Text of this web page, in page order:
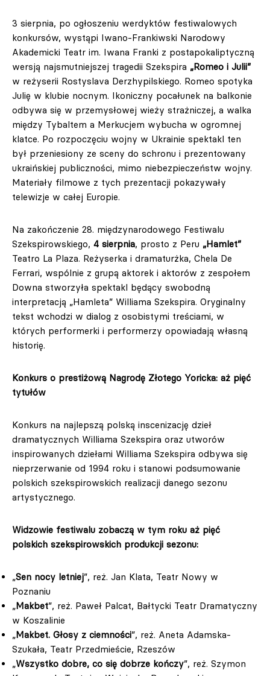
3 sierpnia, po ogłoszeniu werdyktów festiwalowych
konkursów, wystąpi Iwano-Frankiwski Narodowy
Akademicki Teatr im. Iwana Franki z postapokaliptyczną
wersją najsmutniejszej tragedii Szekspira „Romeo i Julii”
w reżyserii Rostyslava Derzhypilskiego. Romeo spotyka
Julię w klubie nocnym. Ikoniczny pocałunek na balkonie
odbywa się w przemysłowej wieży strażniczej, a walka
między Tybaltem a Merkucjem wybucha w ogromnej
klatce. Po rozpoczęciu wojny w Ukrainie spektakl ten
był przeniesiony ze sceny do schronu i prezentowany
ukraińskiej publiczności, mimo niebezpieczeństw wojny.
Materiały filmowe z tych prezentacji pokazywały
telewizje w całej Europie.
Na zakończenie 28. międzynarodowego Festiwalu
Szekspirowskiego, 4 sierpnia, prosto z Peru „Hamlet”
Teatro La Plaza. Reżyserka i dramaturżka, Chela De
Ferrari, wspólnie z grupą aktorek i aktorów z zespołem
Downa stworzyła spektakl będący swobodną
interpretacją „Hamleta” Williama Szekspira. Oryginalny
tekst wchodzi w dialog z osobistymi treściami, w
których performerki i performerzy opowiadają własną
historię.
Konkurs o prestiżową Nagrodę Złotego Yoricka: aż pięć
tytułów
Konkurs na najlepszą polską inscenizację dzieł
dramatycznych Williama Szekspira oraz utworów
inspirowanych dziełami Williama Szekspira odbywa się
nieprzerwanie od 1994 roku i stanowi podsumowanie
polskich szekspirowskich realizacji danego sezonu
artystycznego.
Widzowie festiwalu zobaczą w tym roku aż pięć
polskich szekspirowskich produkcji sezonu:
„Sen nocy letniej”, reż. Jan Klata, Teatr Nowy w
Poznaniu
„Makbet”, reż. Paweł Palcat, Bałtycki Teatr Dramatyczny
w Koszalinie
„Makbet. Głosy z ciemności”, reż. Aneta Adamska-
Szukała, Teatr Przedmieście, Rzeszów
„Wszystko dobre, co się dobrze kończy”, reż. Szymon